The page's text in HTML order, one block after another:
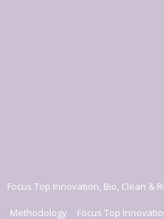
Focus Top Innovation, Bio, Clean &
Methodology Focus Top